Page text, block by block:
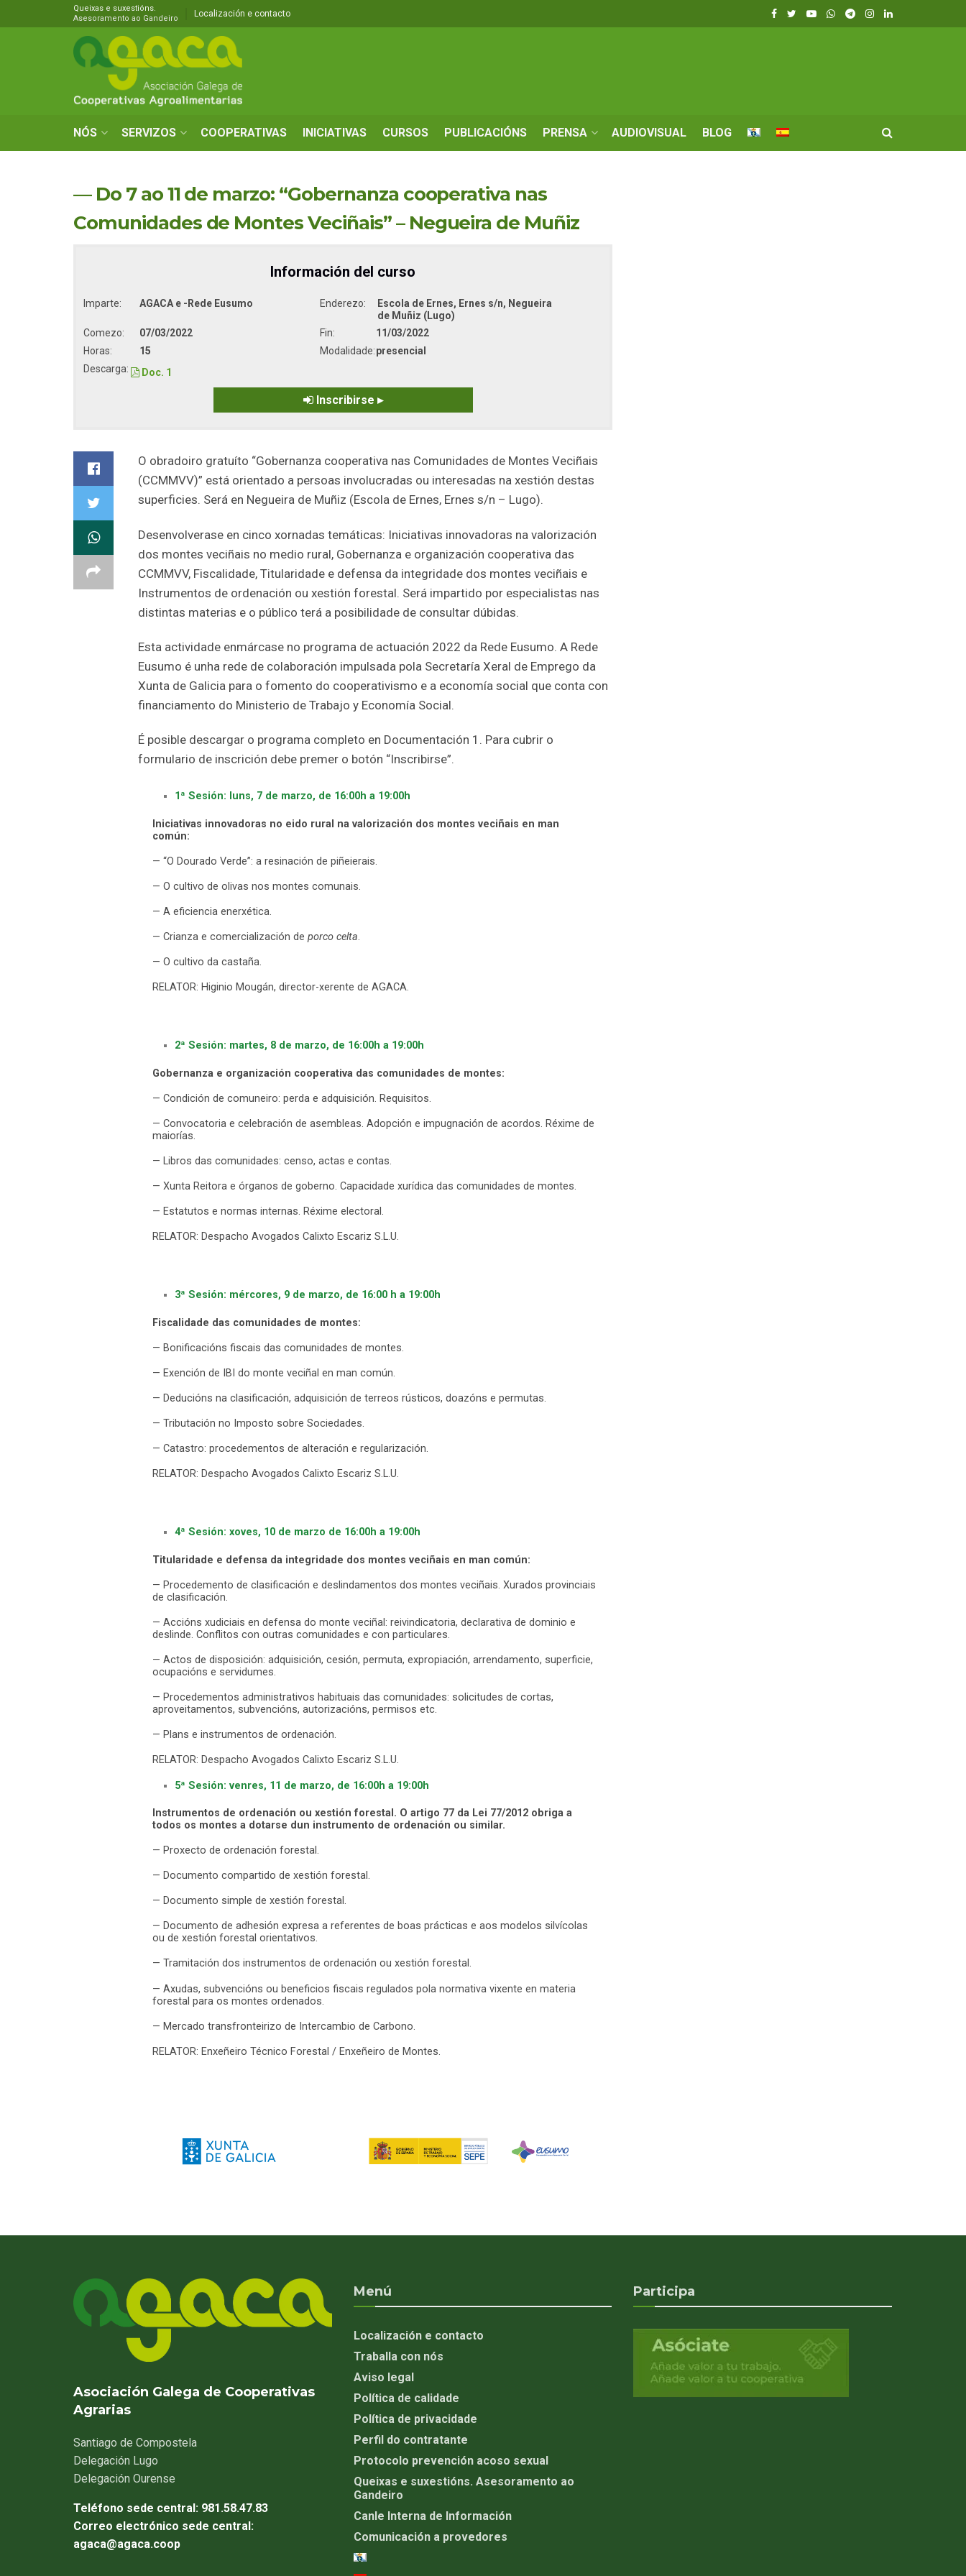
Queixas e suxestións.
Asesoramento ao Gandeiro
Localización e contacto
NÓS SERVIZOS COOPERATIVAS INICIATIVAS CURSOS PUBLICACIÓNS PRENSA AUDIOVISUAL BLOG
— Do 7 ao 11 de marzo: “Gobernanza cooperativa nas
Comunidades de Montes Veciñais” – Negueira de Muñiz
Información del curso
Imparte: AGACA e -Rede Eusumo Enderezo:
Escola de Ernes, Ernes s/n, Negueira
de Muñiz (Lugo)
Comezo:
07/03/2022 Fin:
11/03/2022
Horas:
15 Modalidade:presencial
Descarga:
Doc. 1
Inscribirse ▸
O obradoiro gratuíto “Gobernanza cooperativa nas Comunidades de Montes Veciñais
(CCMMVV)” está orientado a persoas involucradas ou interesadas na xestión destas
superficies. Será en Negueira de Muñiz (Escola de Ernes, Ernes s/n – Lugo).
Desenvolverase en cinco xornadas temáticas: Iniciativas innovadoras na valorización
dos montes veciñais no medio rural, Gobernanza e organización cooperativa das
CCMMVV, Fiscalidade, Titularidade e defensa da integridade dos montes veciñais e
Instrumentos de ordenación ou xestión forestal. Será impartido por especialistas nas
distintas materias e o público terá a posibilidade de consultar dúbidas.
Esta actividade enmárcase no programa de actuación 2022 da Rede Eusumo. A Rede
Eusumo é unha rede de colaboración impulsada pola Secretaría Xeral de Emprego da
Xunta de Galicia para o fomento do cooperativismo e a economía social que conta con
financiamento do Ministerio de Trabajo y Economía Social.
É posible descargar o programa completo en Documentación 1. Para cubrir o
formulario de inscrición debe premer o botón “Inscribirse”.
1ª Sesión: luns, 7 de marzo, de 16:00h a 19:00h
Iniciativas innovadoras no eido rural na valorización dos montes veciñais en man
común:
— “O Dourado Verde”: a resinación de piñeierais.
— O cultivo de olivas nos montes comunais.
— A eficiencia enerxética.
— Crianza e comercialización de porco celta.
— O cultivo da castaña.
RELATOR: Higinio Mougán, director-xerente de AGACA.
2ª Sesión: martes, 8 de marzo, de 16:00h a 19:00h
Gobernanza e organización cooperativa das comunidades de montes:
— Condición de comuneiro: perda e adquisición. Requisitos.
— Convocatoria e celebración de asembleas. Adopción e impugnación de acordos. Réxime de
maiorías.
— Libros das comunidades: censo, actas e contas.
— Xunta Reitora e órganos de goberno. Capacidade xurídica das comunidades de montes.
— Estatutos e normas internas. Réxime electoral.
RELATOR: Despacho Avogados Calixto Escariz S.L.U.
3ª Sesión: mércores, 9 de marzo, de 16:00 h a 19:00h
Fiscalidade das comunidades de montes:
— Bonificacións fiscais das comunidades de montes.
— Exención de IBI do monte veciñal en man común.
— Deducións na clasificación, adquisición de terreos rústicos, doazóns e permutas.
— Tributación no Imposto sobre Sociedades.
— Catastro: procedementos de alteración e regularización.
RELATOR: Despacho Avogados Calixto Escariz S.L.U.
4ª Sesión: xoves, 10 de marzo de 16:00h a 19:00h
Titularidade e defensa da integridade dos montes veciñais en man común:
— Procedemento de clasificación e deslindamentos dos montes veciñais. Xurados provinciais
de clasificación.
— Accións xudiciais en defensa do monte veciñal: reivindicatoria, declarativa de dominio e
deslinde. Conflitos con outras comunidades e con particulares.
— Actos de disposición: adquisición, cesión, permuta, expropiación, arrendamento, superficie,
ocupacións e servidumes.
— Procedementos administrativos habituais das comunidades: solicitudes de cortas,
aproveitamentos, subvencións, autorizacións, permisos etc.
— Plans e instrumentos de ordenación.
RELATOR: Despacho Avogados Calixto Escariz S.L.U.
5ª Sesión: venres, 11 de marzo, de 16:00h a 19:00h
Instrumentos de ordenación ou xestión forestal. O artigo 77 da Lei 77/2012 obriga a
todos os montes a dotarse dun instrumento de ordenación ou similar.
— Proxecto de ordenación forestal.
— Documento compartido de xestión forestal.
— Documento simple de xestión forestal.
— Documento de adhesión expresa a referentes de boas prácticas e aos modelos silvícolas
ou de xestión forestal orientativos.
— Tramitación dos instrumentos de ordenación ou xestión forestal.
— Axudas, subvencións ou beneficios fiscais regulados pola normativa vixente en materia
forestal para os montes ordenados.
— Mercado transfronteirizo de Intercambio de Carbono.
RELATOR: Enxeñeiro Técnico Forestal / Enxeñeiro de Montes.
Asociación Galega de Cooperativas
Agrarias
Santiago de Compostela
Delegación Lugo
Delegación Ourense
Teléfono sede central: 981.58.47.83
Correo electrónico sede central:
agaca@agaca.coop
Menú
Localización e contacto
Traballa con nós
Aviso legal
Política de calidade
Política de privacidade
Perfil do contratante
Protocolo prevención acoso sexual
Queixas e suxestións. Asesoramento ao
Gandeiro
Canle Interna de Información
Comunicación a provedores
Participa